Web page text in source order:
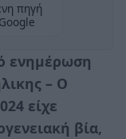
πηγή
ενημέρωση
– Ο
είχε
βία,